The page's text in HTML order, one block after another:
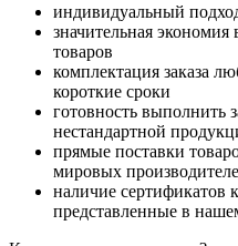
индивидуальный
значительная
товаров
комплектация заказа
короткие сроки
готовность выполнить
нестандартной
прямые поставки
мировых
наличие сертификатов
представленные в